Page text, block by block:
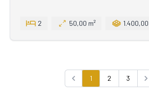
2 50,00 m² 1.400,00
Previous
1 2 3